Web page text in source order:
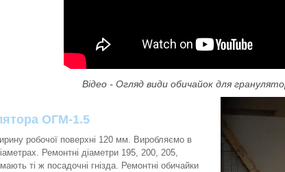
Відео - Огляд види обичайок для
ОГМ-1.5
робочої поверхні 120 мм. Виробляємо в
Ремонтні діаметри 195, 200, 205,
ті ж посадочні гнізда. Ремонтні обичайки